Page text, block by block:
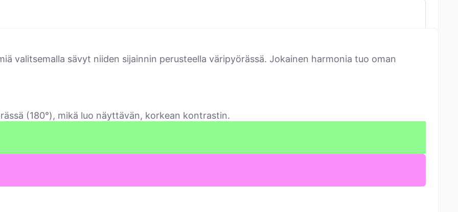
valitsemalla sävyt niiden sijainnin perusteella väripyörässä. Jokainen harmonia tuo oman
(180°), mikä luo näyttävän, korkean kontrastin.